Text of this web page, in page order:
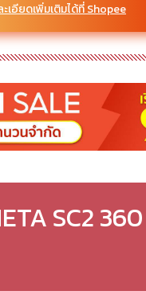
เอียดเพิ่มเติมได้ที่ Shopee
SC2 360